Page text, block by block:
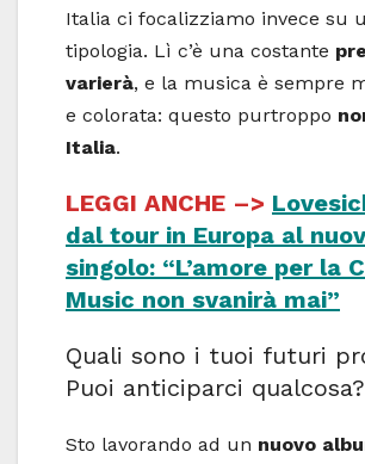
Italia ci focalizziamo invece su
tipologia. Lì c’è una costante
varierà, e la musica è sempre
e colorata: questo purtroppo
Italia.
LEGGI ANCHE –>
dal tour in Europa al
singolo: “L’amore per la
Music non svanirà mai”
Quali sono i tuoi futuri
Puoi anticiparci qualcosa?
Sto lavorando ad un nuovo